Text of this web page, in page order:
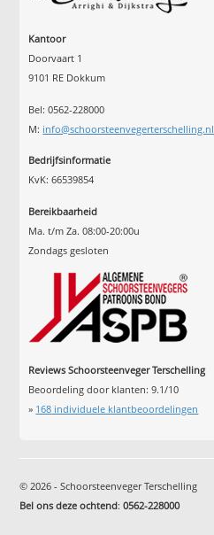
Kantoor
Doorvaart 1
9101 RE Dokkum
Bel: 0562-228000
M: info@schoorsteenvegerterschelling.nl
Bedrijfsinformatie
KvK: 66539854
Bereikbaarheid
Ma. t/m Za. 08:00-20:00u
Zondags gesloten
Reviews Schoorsteenveger Terschelling
Beoordeling door klanten:9.1/10
» 168 individuele klantbeoordelingen
© 2026 - Schoorsteenveger Terschelling
Bel ons deze ochtend:0562-228000